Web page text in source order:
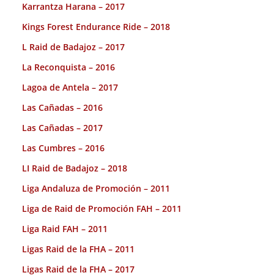
Karrantza Harana – 2017
Kings Forest Endurance Ride – 2018
L Raid de Badajoz – 2017
La Reconquista – 2016
Lagoa de Antela – 2017
Las Cañadas – 2016
Las Cañadas – 2017
Las Cumbres – 2016
LI Raid de Badajoz – 2018
Liga Andaluza de Promoción – 2011
Liga de Raid de Promoción FAH – 2011
Liga Raid FAH – 2011
Ligas Raid de la FHA – 2011
Ligas Raid de la FHA – 2017